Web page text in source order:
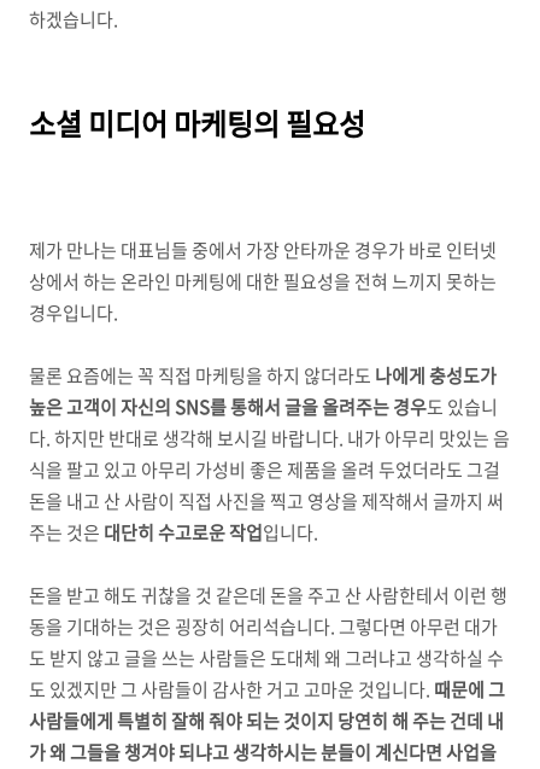
하겠습니다.
소셜 미디어 마케팅의 필요성
제가 만나는 대표님들 중에서 가장 안타까운 경우가 바로 인터넷
상에서 하는 온라인 마케팅에 대한 필요성을 전혀 느끼지 못하는
경우입니다.
물론 요즘에는 꼭 직접 마케팅을 하지 않더라도 나에게 충성도가
높은 고객이 자신의 SNS를 통해서 글을 올려주는 경우도 있습니
다. 하지만 반대로 생각해 보시길 바랍니다. 내가 아무리 맛있는 음
식을 팔고 있고 아무리 가성비 좋은 제품을 올려 두었더라도 그걸
돈을 내고 산 사람이 직접 사진을 찍고 영상을 제작해서 글까지 써
주는 것은 대단히 수고로운 작업입니다.
돈을 받고 해도 귀찮을 것 같은데 돈을 주고 산 사람한테서 이런 행
동을 기대하는 것은 굉장히 어리석습니다. 그렇다면 아무런 대가
도 받지 않고 글을 쓰는 사람들은 도대체 왜 그러냐고 생각하실 수
도 있겠지만 그 사람들이 감사한 거고 고마운 것입니다. 때문에 그
사람들에게 특별히 잘해 줘야 되는 것이지 당연히 해 주는 건데 내
가 왜 그들을 챙겨야 되냐고 생각하시는 분들이 계신다면 사업을